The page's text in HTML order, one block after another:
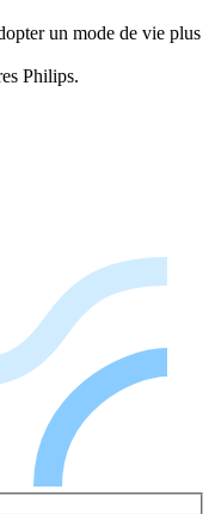
un mode de vie plus
Philips.